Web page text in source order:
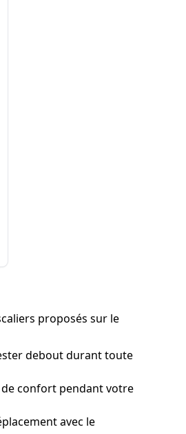
proposés sur le
debout durant toute
confort pendant votre
avec le